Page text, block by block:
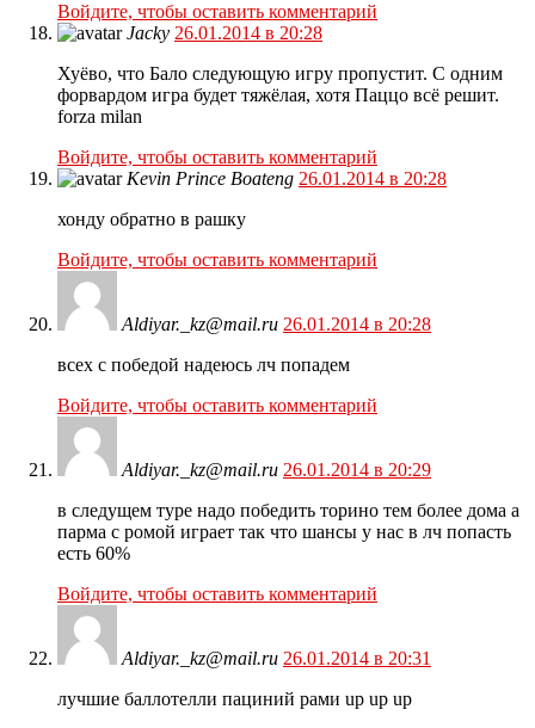
Войдите, чтобы оставить комментарий
Jacky 26.01.2014 в 20:28
Хуёво, что Бало следующую игру пропустит. С одним
форвардом игра будет тяжёлая, хотя Паццо всё решит.
forza milan
Войдите, чтобы оставить комментарий
Kevin Prince Boateng 26.01.2014 в 20:28
хонду обратно в рашку
Войдите, чтобы оставить комментарий
Aldiyar._kz@mail.ru 26.01.2014 в 20:28
всех с победой надеюсь лч попадем
Войдите, чтобы оставить комментарий
Aldiyar._kz@mail.ru 26.01.2014 в 20:29
в следущем туре надо победить торино тем более дома а
парма с ромой играет так что шансы у нас в лч попасть
есть 60%
Войдите, чтобы оставить комментарий
Aldiyar._kz@mail.ru 26.01.2014 в 20:31
лучшие баллотелли пациний рами up up up